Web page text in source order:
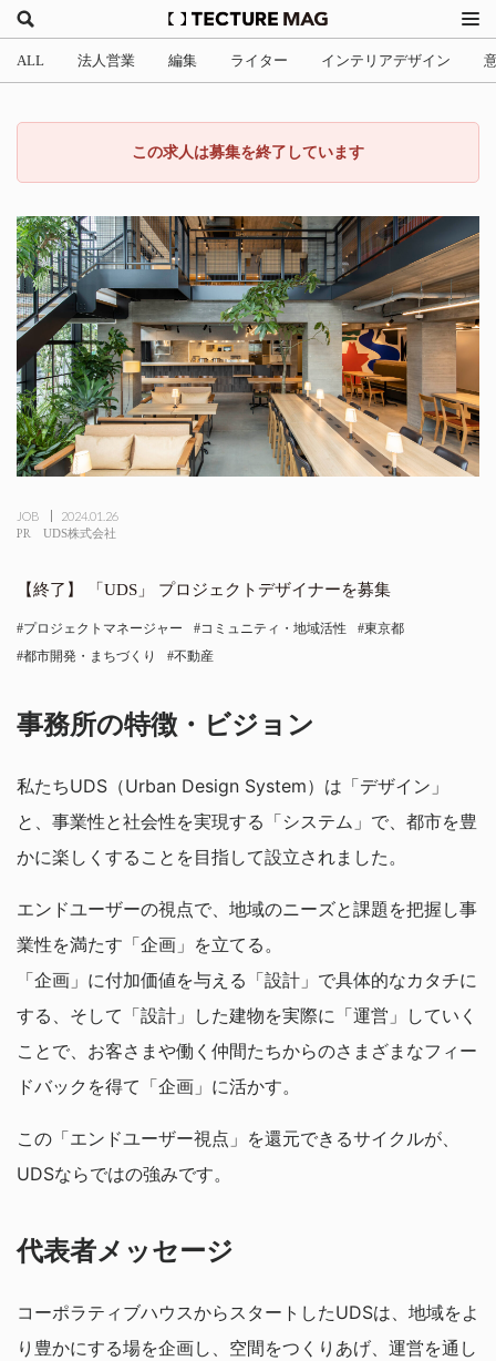
ALL 法人営業 編集 ライター インテリアデザイン
この求人は募集を終了しています
JOB 2024.01.26
PR UDS株式会社
「UDS」 プロジェクトデザイナーを募集
プロジェクトマネージャー コミュニティ・地域活性
東京都
都市開発・まちづくり
不動産
事務所の特徴・ビジョン
私たちUDS（Urban Design System）は「デザイン」
と、事業性と社会性を実現する「システム」で、都市を豊
かに楽しくすることを目指して設立されました。
エンドユーザーの視点で、地域のニーズと課題を把握し事
業性を満たす「企画」を立てる。
「企画」に付加価値を与える「設計」で具体的なカタチに
する、そして「設計」した建物を実際に「運営」していく
ことで、お客さまや働く仲間たちからのさまざまなフィー
ドバックを得て「企画」に活かす。
この「エンドユーザー視点」を還元できるサイクルが、
UDSならではの強みです。
代表者メッセージ
コーポラティブハウスからスタートしたUDSは、地域をよ
り豊かにする場を企画し、空間をつくりあげ、運営を通し